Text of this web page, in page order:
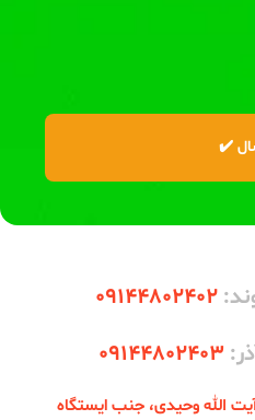
09144802402
09144802403
الله وحیدی، جنب ایستگاه